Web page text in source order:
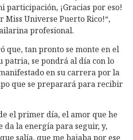
participación, ¡Gracias por eso!
Miss Universe Puerto Rico!“,
profesional.
que, tan pronto se monte en el
patria, se pondrá al día con lo
en su carrera por la
que se preparará para recibir
el primer día, el amor que he
da la energía para seguir, y,
salía, que me bajaba por ese